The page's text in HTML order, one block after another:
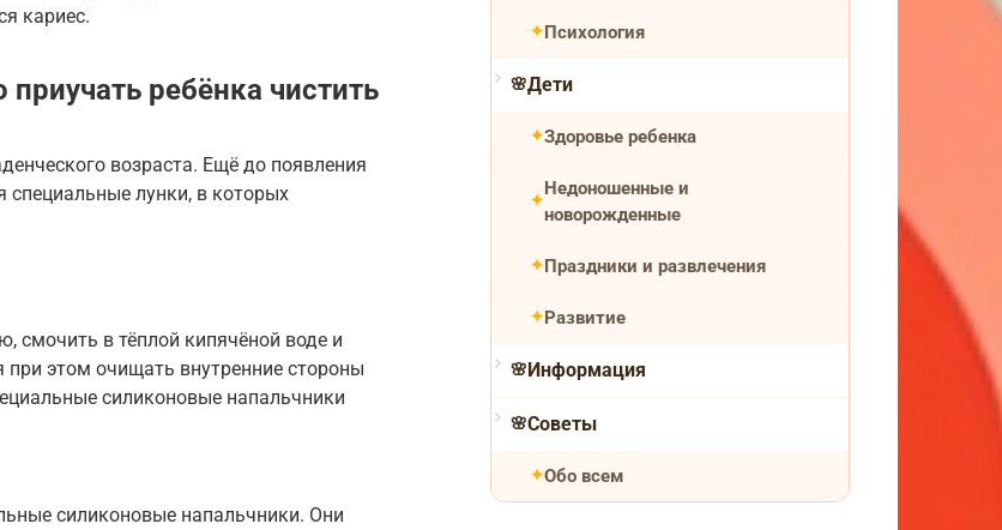
кариес.
ребёнка чистить
возраста. Ещё до появления
специальные лунки, в которых
смочить в тёплой кипячёной воде и
этом очищать внутренние стороны
силиконовые напальчники
силиконовые напальчники. Они
Психология
Дети
Здоровье ребенка
Недоношенные и
новорожденные
Праздники и развлечения
Развитие
Информация
Советы
Обо всем